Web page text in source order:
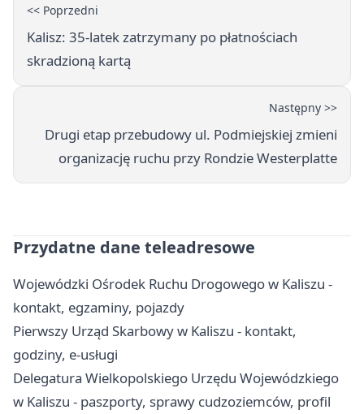
<< Poprzedni
Kalisz: 35-latek zatrzymany po płatnościach
skradzioną kartą
Następny >>
Drugi etap przebudowy ul. Podmiejskiej zmieni
organizację ruchu przy Rondzie Westerplatte
Przydatne dane teleadresowe
Wojewódzki Ośrodek Ruchu Drogowego w Kaliszu -
kontakt, egzaminy, pojazdy
Pierwszy Urząd Skarbowy w Kaliszu - kontakt,
godziny, e-usługi
Delegatura Wielkopolskiego Urzędu Wojewódzkiego
w Kaliszu - paszporty, sprawy cudzoziemców, profil